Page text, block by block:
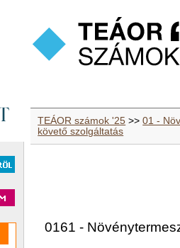
TEÁOR számok '25 >>01 -
követő szolgáltatás
0161 -